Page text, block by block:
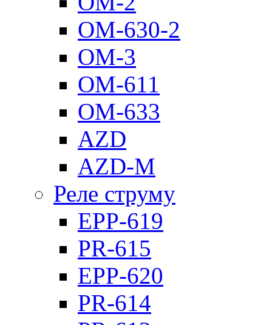
ОМ-630-2
ОМ-3
ОМ-611
ОМ-633
AZD
AZD-M
Реле струму
EPP-619
PR-615
EPP-620
PR-614